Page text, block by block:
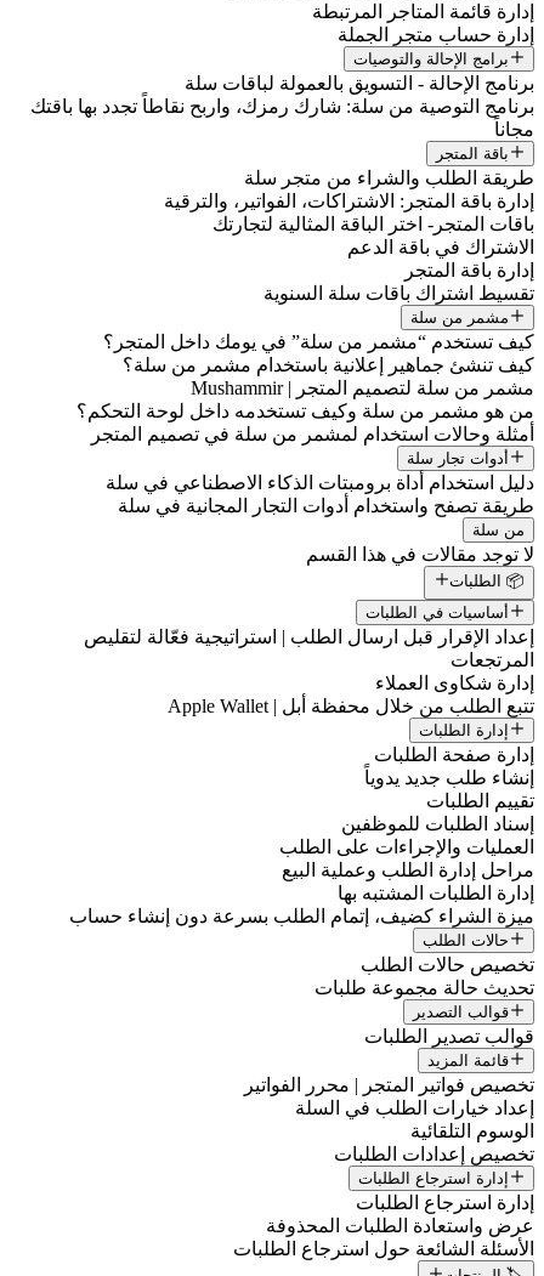
إدارة قائمة المتاجر المرتبطة
إدارة حساب متجر الجملة
برامج الإحالة والتوصيات
برنامج الإحالة - التسويق بالعمولة لباقات سلة
برنامج التوصية من سلة: شارك رمزك، واربح نقاطاً تجدد بها باقتك
مجاناً
باقة المتجر
طريقة الطلب والشراء من متجر سلة
إدارة باقة المتجر: الاشتراكات، الفواتير، والترقية
باقات المتجر- اختر الباقة المثالية لتجارتك
الاشتراك في باقة الدعم
إدارة باقة المتجر
تقسيط اشتراك باقات سلة السنوية
مشمر من سلة
كيف تستخدم “مشمر من سلة” في يومك داخل المتجر؟
كيف تنشئ جماهير إعلانية باستخدام مشمر من سلة؟
مشمر من سلة لتصميم المتجر | Mushammir
من هو مشمر من سلة وكيف تستخدمه داخل لوحة التحكم؟
أمثلة وحالات استخدام لمشمر من سلة في تصميم المتجر
أدوات تجار سلة
دليل استخدام أداة برومبتات الذكاء الاصطناعي في سلة
طريقة تصفح واستخدام أدوات التجار المجانية في سلة
من سلة
لا توجد مقالات في هذا القسم
📦 الطلبات
أساسيات في الطلبات
إعداد الإقرار قبل ارسال الطلب | استراتيجية فعّالة لتقليص
المرتجعات
إدارة شكاوى العملاء
تتبع الطلب من خلال محفظة أبل | Apple Wallet
إدارة الطلبات
إدارة صفحة الطلبات
إنشاء طلب جديد يدوياً
تقييم الطلبات
إسناد الطلبات للموظفين
العمليات والإجراءات على الطلب
مراحل إدارة الطلب وعملية البيع
إدارة الطلبات المشتبه بها
ميزة الشراء كضيف، إتمام الطلب بسرعة دون إنشاء حساب
حالات الطلب
تخصيص حالات الطلب
تحديث حالة مجموعة طلبات
قوالب التصدير
قوالب تصدير الطلبات
قائمة المزيد
تخصيص فواتير المتجر | محرر الفواتير
إعداد خيارات الطلب في السلة
الوسوم التلقائية
تخصيص إعدادات الطلبات
إدارة استرجاع الطلبات
إدارة استرجاع الطلبات
عرض واستعادة الطلبات المحذوفة
الأسئلة الشائعة حول استرجاع الطلبات